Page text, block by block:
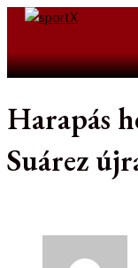
Skip
Harapás
Suárez